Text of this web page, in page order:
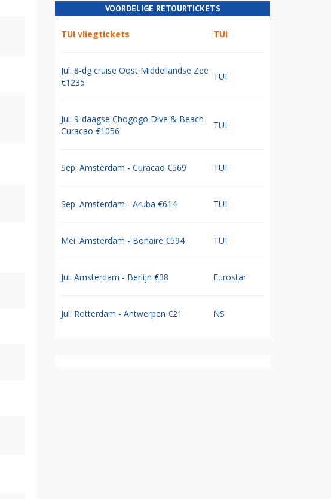
VOORDELIGE RETOURTICKETS
TUI vliegtickets TUI
Jul: 8-dg cruise Oost Middellandse Zee
€1235
TUI
Jul: 9-daagse Chogogo Dive & Beach
Curacao €1056
TUI
Sep: Amsterdam - Curacao €569 TUI
Sep: Amsterdam - Aruba €614 TUI
Mei: Amsterdam - Bonaire €594 TUI
Jul: Amsterdam - Berlijn €38 Eurostar
Jul: Rotterdam - Antwerpen €21 NS